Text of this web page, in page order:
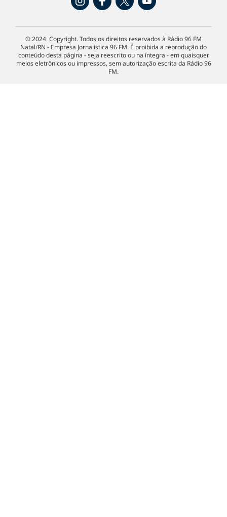
© 2024. Copyright. Todos os direitos reservados à Rádio 96 FM
Natal/RN - Empresa Jornalística 96 FM. É proibida a reprodução do
conteúdo desta página - seja reescrito ou na íntegra - em quaisquer
meios eletrônicos ou impressos, sem autorização escrita da Rádio 96
FM.